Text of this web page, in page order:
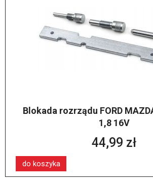
Blokada rozrządu FORD
1,8 16V
44,99 zł
do koszyka